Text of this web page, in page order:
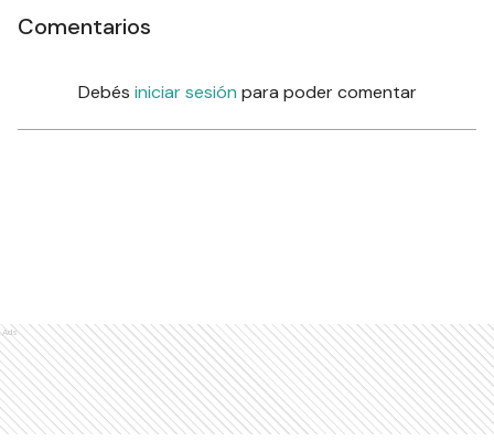
Comentarios
Debés iniciar sesión para poder comentar
Ads